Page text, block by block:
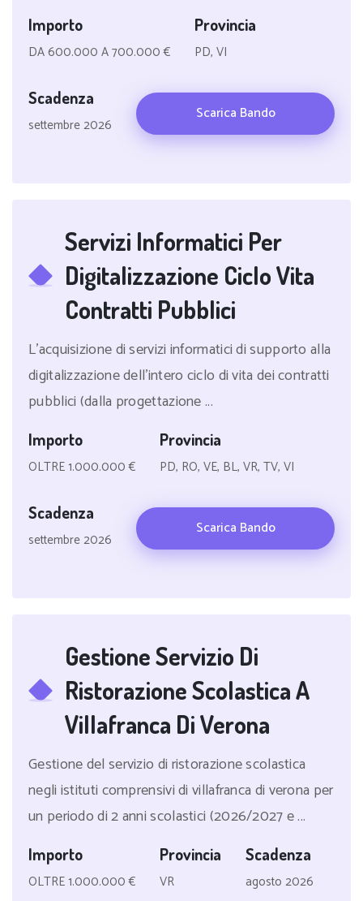
Importo
DA 600.000 A 700.000 €
Provincia
PD, VI
Scadenza
settembre 2026
Scarica Bando
Servizi Informatici Per
Digitalizzazione Ciclo Vita
Contratti Pubblici
L'acquisizione di servizi informatici di supporto alla
digitalizzazione dell'intero ciclo di vita dei contratti
pubblici (dalla progettazione ...
Importo
OLTRE 1.000.000 €
Provincia
PD, RO, VE, BL, VR, TV, VI
Scadenza
settembre 2026
Scarica Bando
Gestione Servizio Di
Ristorazione Scolastica A
Villafranca Di Verona
Gestione del servizio di ristorazione scolastica
negli istituti comprensivi di villafranca di verona per
un periodo di 2 anni scolastici (2026/2027 e ...
Importo
OLTRE 1.000.000 €
Provincia
VR
Scadenza
agosto 2026